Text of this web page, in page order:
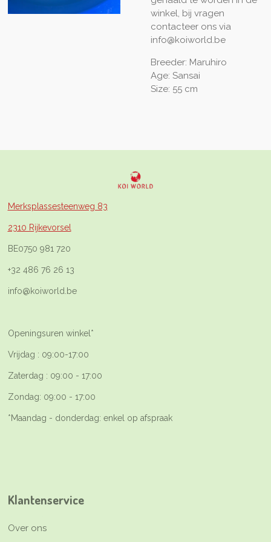
winkel, bij vragen
contacteer ons via
info@koiworld.be
Breeder: Maruhiro
Age: Sansai
Size: 55 cm
Merksplassesteenweg 83
2310 Rijkevorsel
BE0750 981 720
+32 486 76 26 13
info@koiworld.be
Openingsuren winkel*
Vrijdag : 09:00-17:00
Zaterdag : 09:00 - 17:00
Zondag: 09:00 - 17:00
*Maandag - donderdag: enkel op afspraak
Klantenservice
Over ons